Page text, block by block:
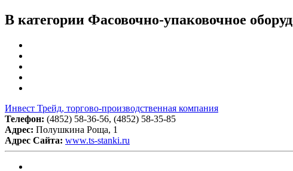
В категории Фасовочно-упаковочное
Инвест Трейд, торгово-производственная компания
Телефон: (4852) 58-36-56, (4852) 58-35-85
Адрес: Полушкина Роща, 1
Адрес Сайта: www.ts-stanki.ru